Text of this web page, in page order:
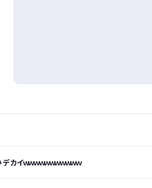
ｗｗｗｗｗｗｗｗｗｗｗ